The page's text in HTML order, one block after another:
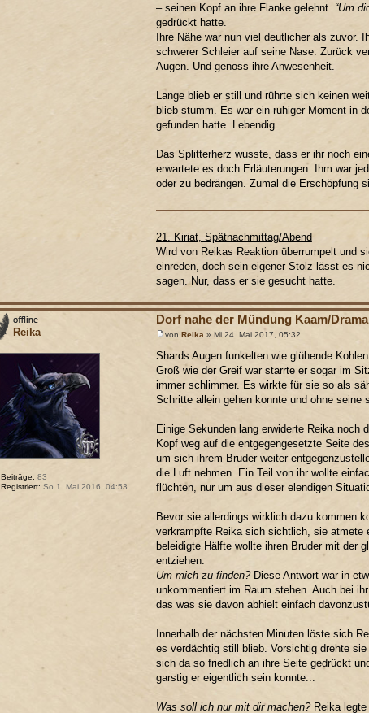
– seinen Kopf an ihre Flanke gelehnt. “Um
gedrückt hatte.
Ihre Nähe war nun viel deutlicher als zuvor.
schwerer Schleier auf seine Nase. Zurück
Augen. Und genoss ihre Anwesenheit.
Lange blieb er still und rührte sich keinen
blieb stumm. Es war ein ruhiger Moment in
gefunden hatte. Lebendig.
Das Splitterherz wusste, dass er ihr noch
erwartete es doch Erläuterungen. Ihm war
oder zu bedrängen. Zumal die Erschöpfung
21. Kiriat, Spätnachmittag/Abend
Wird von Reikas Reaktion überrumpelt und
einreden, doch sein eigener Stolz lässt es
sagen. Nur, dass er sie gesucht hatte.
Dorf nahe der Mündung Kaam/
von Reika» Mi 24. Mai 2017, 05:32
Shards Augen funkelten wie glühende
Groß wie der Greif war starrte er sogar im
immer schlimmer. Es wirkte für sie so als
Schritte allein gehen konnte und ohne seine
Einige Sekunden lang erwiderte Reika
Kopf weg auf die entgegengesetzte Seite
um sich ihrem Bruder weiter
die Luft nehmen. Ein Teil von ihr wollte
flüchten, nur um aus dieser elendigen
Bevor sie allerdings wirklich dazu kommen
verkrampfte Reika sich sichtlich, sie atmete
beleidigte Hälfte wollte ihren Bruder mit der
entziehen.
Um mich zu finden?Diese Antwort war in
unkommentiert im Raum stehen. Auch bei
das was sie davon abhielt einfach
Innerhalb der nächsten Minuten löste sich
es verdächtig still blieb. Vorsichtig drehte
sich da so friedlich an ihre Seite gedrückt
garstig er eigentlich sein konnte...
Was soll ich nur mit dir machen?Reika legte
Reika
Beiträge: 83
Registriert: So 1. Mai 2016, 04:53